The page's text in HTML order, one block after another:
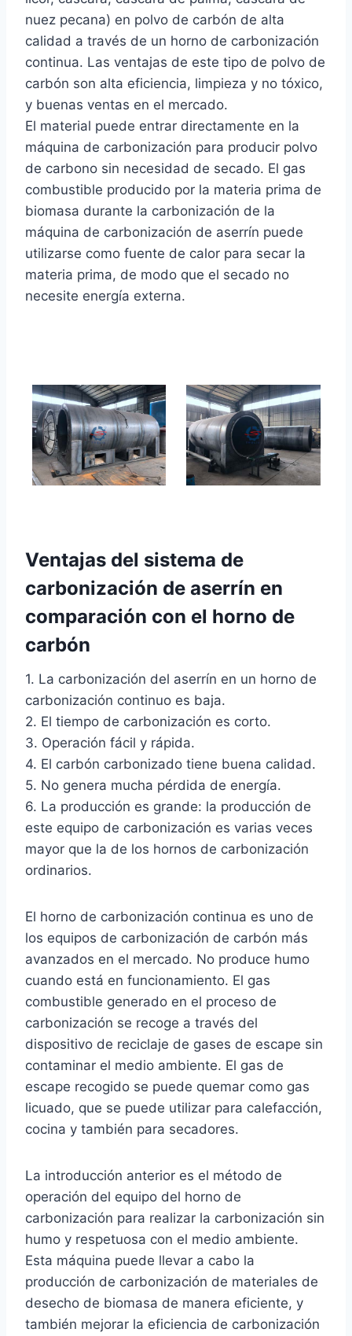
nuez pecana) en polvo de carbón de alta
calidad a través de un horno de carbonización
continua. Las ventajas de este tipo de polvo de
carbón son alta eficiencia, limpieza y no tóxico,
y buenas ventas en el mercado.
El material puede entrar directamente en la
máquina de carbonización para producir polvo
de carbono sin necesidad de secado. El gas
combustible producido por la materia prima de
biomasa durante la carbonización de la
máquina de carbonización de aserrín puede
utilizarse como fuente de calor para secar la
materia prima, de modo que el secado no
necesite energía externa.
Ventajas del sistema de
carbonización de aserrín en
comparación con el horno de
carbón
1. La carbonización del aserrín en un horno de
carbonización continuo es baja.
2. El tiempo de carbonización es corto.
3. Operación fácil y rápida.
4. El carbón carbonizado tiene buena calidad.
5. No genera mucha pérdida de energía.
6. La producción es grande: la producción de
este equipo de carbonización es varias veces
mayor que la de los hornos de carbonización
ordinarios.
El horno de carbonización continua es uno de
los equipos de carbonización de carbón más
avanzados en el mercado. No produce humo
cuando está en funcionamiento. El gas
combustible generado en el proceso de
carbonización se recoge a través del
dispositivo de reciclaje de gases de escape sin
contaminar el medio ambiente. El gas de
escape recogido se puede quemar como gas
licuado, que se puede utilizar para calefacción,
cocina y también para secadores.
La introducción anterior es el método de
operación del equipo del horno de
carbonización para realizar la carbonización sin
humo y respetuosa con el medio ambiente.
Esta máquina puede llevar a cabo la
producción de carbonización de materiales de
desecho de biomasa de manera eficiente, y
también mejorar la eficiencia de carbonización